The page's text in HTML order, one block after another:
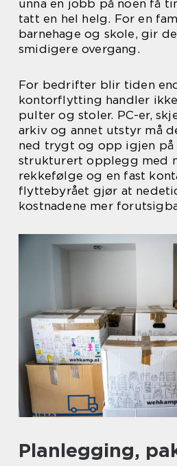
unna en jobb på noen få
tatt en hel helg. For en
barnehage og skole, gir
smidigere overgang.
For bedrifter blir tiden
kontorflytting handler
pulter og stoler. PC-er,
arkiv og annet utstyr må
ned trygt og opp igjen på
strukturert opplegg med
rekkefølge og en fast
flyttebyrået gjør at
kostnadene mer
Planlegging,